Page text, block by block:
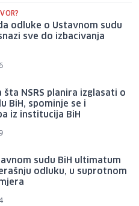
odluke o Ustavnom sudu
sve do izbacivanja
šta NSRS planira izglasati o
BiH, spominje se i
iz institucija BiH
sudu BiH ultimatum
odluku, u suprotnom